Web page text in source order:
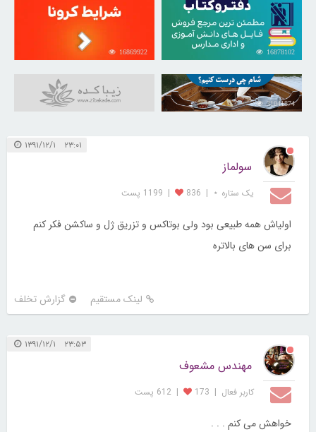
16878102
16869922
31041874
۲۳:۰۱ ۱۳۹۱/۱۲/۱
سولماز
یک ستاره ⋆ |
836
| 1199 پست
اولیاش همه طبیعی بود ولی بوتاکس و تزریق ژل و ساکشن فکر کنم
برای سن های بالاتره
لینک مستقیم گزارش تخلف
۲۳:۵۳ ۱۳۹۱/۱۲/۱
مهندس مشعوف
کاربر فعال |
173
| 612 پست
خواهش می کنم . . .